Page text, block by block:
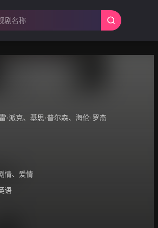
·派克、 基思·普尔森、 海伦·罗杰
情、 爱情
语